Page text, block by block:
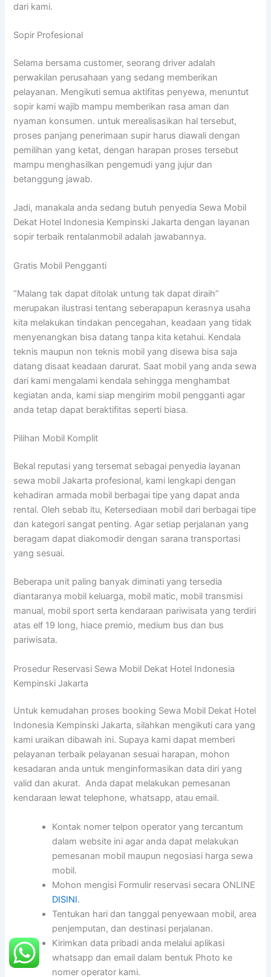
dari kami.
Sopir Profesional
Selama bersama customer, seorang driver adalah
perwakilan perusahaan yang sedang memberikan
pelayanan. Mengikuti semua aktifitas penyewa, menuntut
sopir kami wajib mampu memberikan rasa aman dan
nyaman konsumen. untuk merealisasikan hal tersebut,
proses panjang penerimaan supir harus diawali dengan
pemilihan yang ketat, dengan harapan proses tersebut
mampu menghasilkan pengemudi yang jujur dan
betanggung jawab.
Jadi, manakala anda sedang butuh penyedia Sewa Mobil
Dekat Hotel Indonesia Kempinski Jakarta dengan layanan
sopir terbaik rentalanmobil adalah jawabannya.
Gratis Mobil Pengganti
“Malang tak dapat ditolak untung tak dapat diraih”
merupakan ilustrasi tentang seberapapun kerasnya usaha
kita melakukan tindakan pencegahan, keadaan yang tidak
menyenangkan bisa datang tanpa kita ketahui. Kendala
teknis maupun non teknis mobil yang disewa bisa saja
datang disaat keadaan darurat. Saat mobil yang anda sewa
dari kami mengalami kendala sehingga menghambat
kegiatan anda, kami siap mengirim mobil pengganti agar
anda tetap dapat beraktifitas seperti biasa.
Pilihan Mobil Komplit
Bekal reputasi yang tersemat sebagai penyedia layanan
sewa mobil Jakarta profesional, kami lengkapi dengan
kehadiran armada mobil berbagai tipe yang dapat anda
rental. Oleh sebab itu, Ketersediaan mobil dari berbagai tipe
dan kategori sangat penting. Agar setiap perjalanan yang
beragam dapat diakomodir dengan sarana transportasi
yang sesuai.
Beberapa unit paling banyak diminati yang tersedia
diantaranya mobil keluarga, mobil matic, mobil transmisi
manual, mobil sport serta kendaraan pariwisata yang terdiri
atas elf 19 long, hiace premio, medium bus dan bus
pariwisata.
Prosedur Reservasi Sewa Mobil Dekat Hotel Indonesia
Kempinski Jakarta
Untuk kemudahan proses booking Sewa Mobil Dekat Hotel
Indonesia Kempinski Jakarta, silahkan mengikuti cara yang
kami uraikan dibawah ini. Supaya kami dapat memberi
pelayanan terbaik pelayanan sesuai harapan, mohon
kesadaran anda untuk menginformasikan data diri yang
valid dan akurat. Anda dapat melakukan pemesanan
kendaraan lewat telephone, whatsapp, atau email.
Kontak nomer telpon operator yang tercantum
dalam website ini agar anda dapat melakukan
pemesanan mobil maupun negosiasi harga sewa
mobil.
Mohon mengisi Formulir reservasi secara ONLINE
DISINI.
Tentukan hari dan tanggal penyewaan mobil, area
penjemputan, dan destinasi perjalanan.
Kirimkan data pribadi anda melalui aplikasi
whatsapp dan email dalam bentuk Photo ke
nomer operator kami.